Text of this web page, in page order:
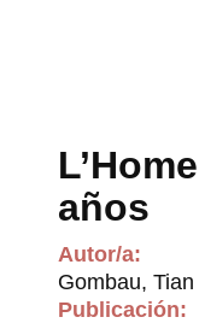
años
Autor/a:
Gombau, Tian
Publicación: